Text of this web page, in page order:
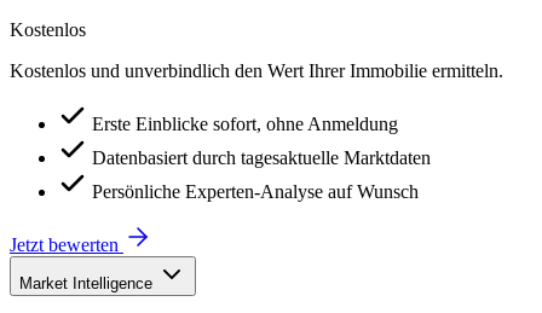
Kostenlos
Kostenlos und unverbindlich den Wert Ihrer Immobilie ermitteln.
Erste Einblicke sofort, ohne Anmeldung
Datenbasiert durch tagesaktuelle Marktdaten
Persönliche Experten-Analyse auf Wunsch
Jetzt bewerten
Market Intelligence